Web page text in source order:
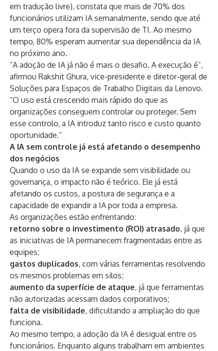
em tradução livre), constata que mais de 70% dos
funcionários utilizam IA semanalmente, sendo que até
um terço opera fora da supervisão de TI. Ao mesmo
tempo, 80% esperam aumentar sua dependência da IA
no próximo ano.
“A adoção de IA já não é mais o desafio. A execução é”,
afirmou Rakshit Ghura, vice-presidente e diretor-geral de
Soluções para Espaços de Trabalho Digitais da Lenovo.
“O uso está crescendo mais rápido do que as
organizações conseguem controlar ou proteger. Sem
esse controlo, a IA introduz tanto risco e custo quanto
oportunidade.”
A IA sem controle já está afetando o desempenho
dos negócios
Quando o uso da IA se expande sem visibilidade ou
governança, o impacto não é teórico. Ele já está
afetando os custos, a postura de segurança e a
capacidade de expandir a IA por toda a empresa.
As organizações estão enfrentando:
retorno sobre o investimento (ROI) atrasado, já que
as iniciativas de IA permanecem fragmentadas entre as
equipes;
gastos duplicados, com várias ferramentas resolvendo
os mesmos problemas em silos;
aumento da superfície de ataque, já que ferramentas
não autorizadas acessam dados corporativos;
falta de visibilidade, dificultando a ampliação do que
funciona.
Ao mesmo tempo, a adoção da IA é desigual entre os
funcionários. Enquanto alguns trabalham em ambientes